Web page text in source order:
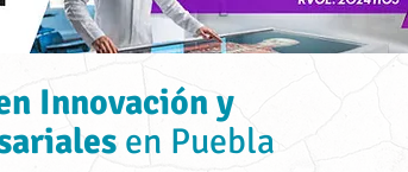
Innovación y
en Puebla